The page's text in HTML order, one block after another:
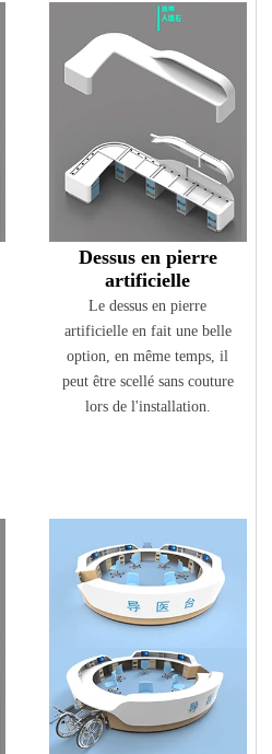
Dessus en pierre
artificielle
Le dessus en pierre
artificielle en fait une belle
option, en même temps, il
peut être scellé sans couture
lors de l'installation.
une garantie sur vos
de satisfaction à 100 % sur tous les
garantie 5 ans.
de la personnalisation ?
puissant pour